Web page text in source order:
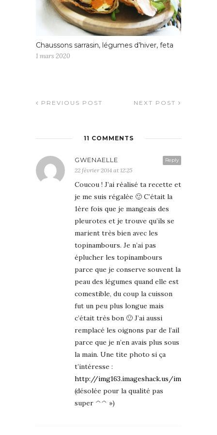
Chaussons sarrasin, légumes d’hiver, feta
1 mars 2020
PREVIOUS POST NEXT POST
11 COMMENTS
Reply
GWENAELLE
22 février 2014 at 12:25
Coucou ! J’ai réalisé ta recette et
je me suis régalée 🙂 C’était la
1ère fois que je mangeais des
pleurotes et je trouve qu’ils se
marient très bien avec les
topinambours. Je n’ai pas
éplucher les topinambours
parce que je conserve souvent la
peau des légumes quand elle est
comestible, du coup la cuisson
fut un peu plus longue mais
c’était très bon 🙂 J’ai aussi
remplacé les oignons par de l’ail
parce que je n’en avais plus sous
la main. Une tite photo si ça
t’intéresse :
http://img163.imageshack.us/img163/
(désolée pour la qualité pas
super ^^ »)